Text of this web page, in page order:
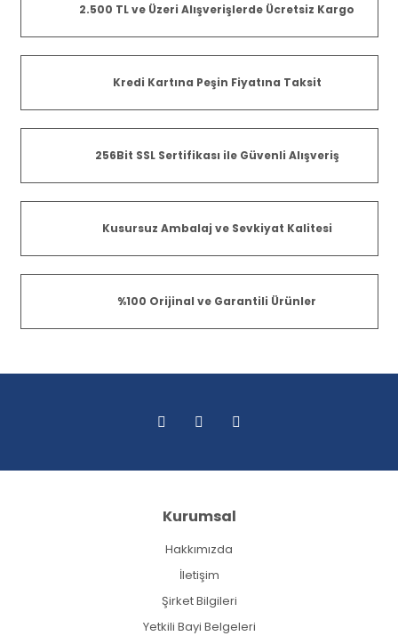
2.500 TL ve Üzeri Alışverişlerde Ücretsiz Kargo
Kredi Kartına Peşin Fiyatına Taksit
256Bit SSL Sertifikası ile Güvenli Alışveriş
Kusursuz Ambalaj ve Sevkiyat Kalitesi
%100 Orijinal ve Garantili Ürünler
Kurumsal
Hakkımızda
İletişim
Şirket Bilgileri
Yetkili Bayi Belgeleri